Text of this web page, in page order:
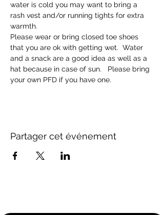
water is cold you may want to bring a
rash vest and/or running tights for extra
warmth.
Please wear or bring closed toe shoes
that you are ok with getting wet.  Water
and a snack are a good idea as well as a
hat because in case of sun.   Please bring
your own PFD if you have one.
Partager cet événement